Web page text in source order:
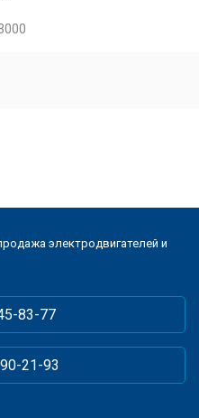
электродвигателей и
83-77
21-93